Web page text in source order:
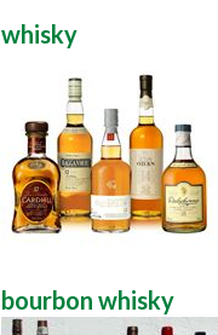
whisky
bourbon whisky